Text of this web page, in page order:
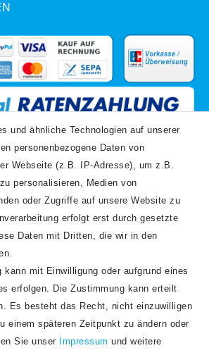
ich dieDaten­schutz­erklärunggelesen habe. Meine
und ähnliche Technologien auf unserer
personenbezogene Daten von
Webseite (z.B. IP-Adresse), um z.B.
personalisieren, Medien von
oder Zugriffe auf unsere Website zu
erfolgt erst durch gesetzte
Daten mit Dritten, die wir in den
kann mit Einwilligung oder aufgrund eines
erfolgen. Die Zustimmung kann erteilt
Es besteht das Recht, nicht einzuwilligen
einem späteren Zeitpunkt zu ändern oder
Sie unser
Impressum und weitere